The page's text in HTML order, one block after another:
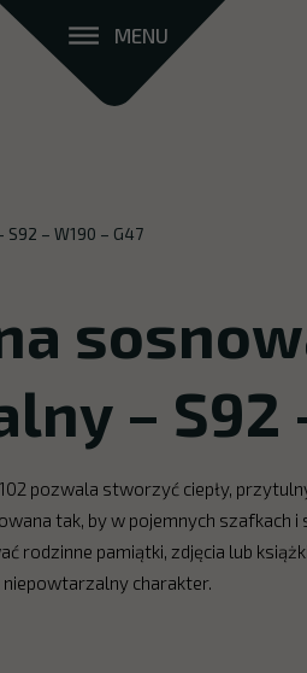
MENU
– W190 – G47
– S92
pozwala stworzyć ciepły,
tak, by w pojemnych
rodzinne pamiątki, zdjęcia lub
charakter.